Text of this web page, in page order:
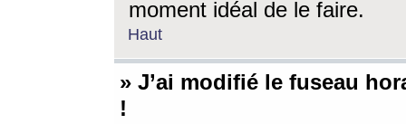
moment idéal de le faire.
Haut
» J’ai modifié le fuseau
!